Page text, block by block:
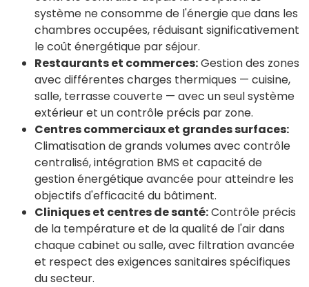
système ne consomme de l'énergie que dans les
chambres occupées, réduisant significativement
le coût énergétique par séjour.
Restaurants et commerces:Gestion des zones
avec différentes charges thermiques — cuisine,
salle, terrasse couverte — avec un seul système
extérieur et un contrôle précis par zone.
Centres commerciaux et grandes surfaces:
Climatisation de grands volumes avec contrôle
centralisé, intégration BMS et capacité de
gestion énergétique avancée pour atteindre les
objectifs d'efficacité du bâtiment.
Cliniques et centres de santé:Contrôle précis
de la température et de la qualité de l'air dans
chaque cabinet ou salle, avec filtration avancée
et respect des exigences sanitaires spécifiques
du secteur.